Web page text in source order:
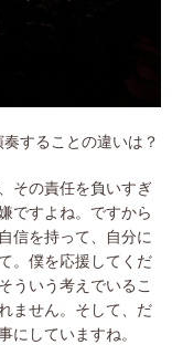
することの違いは？
その責任を負いすぎ
ですよね。ですから
信を持って、自分に
。僕を応援してくだ
ういう考えでいるこ
ません。そして、だ
にしていますね。